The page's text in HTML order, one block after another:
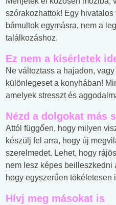
szórakozhattok! Egy
bámultok egymásra, nem a
találkozáshoz.
Ez nem a kísérletek
Ne változtass a hajadon,
különlegeset a konyhában!
amelyek stresszt és
Nézd a dolgokat más
Attól függően, hogy milyen
készülj fel arra, hogy új
szerelmedet. Lehet, hogy
nem lesz képes beilleszkedni
hogy egyszerűen tökéletesen
Hívj meg másokat is